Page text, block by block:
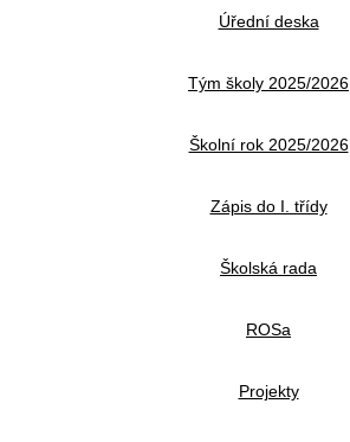
Úřední deska
Tým školy 2025/2026
Školní rok 2025/2026
Zápis do I. třídy
Školská rada
ROSa
Projekty